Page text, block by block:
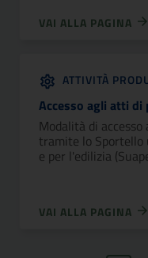
VAI ALLA PAGINA
ATTIVITÀ
Accesso agli atti di
Modalità di
tramite lo
e per l'edilizia
VAI ALLA PAGINA